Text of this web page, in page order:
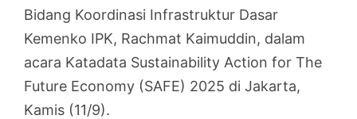
Bidang Koordinasi Infrastruktur Dasar
Kemenko IPK, Rachmat Kaimuddin, dalam
acara Katadata Sustainability Action for The
Future Economy (SAFE) 2025 di Jakarta,
Kamis (11/9).